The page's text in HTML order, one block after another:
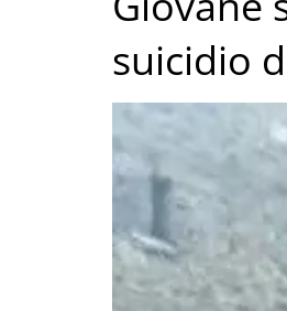
suicidio